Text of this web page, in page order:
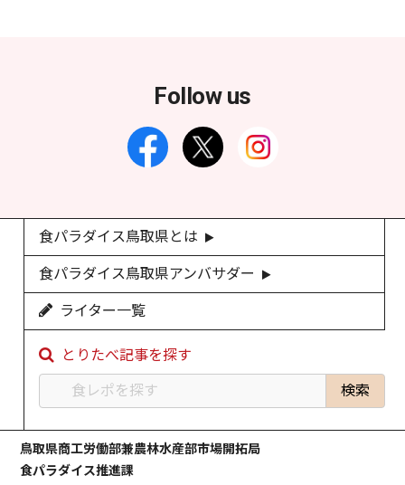
Follow us
食パラダイス鳥取県とは
食パラダイス鳥取県アンバサダー
ライター一覧
とりたべ記事を探す
鳥取県商工労働部兼農林水産部市場開拓局
食パラダイス推進課